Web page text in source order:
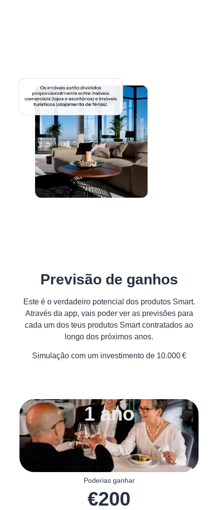
Previsão de ganhos
Este é o verdadeiro potencial dos produtos Smart.
Através da app, vais poder ver as previsões para
cada um dos teus produtos Smart contratados ao
longo dos próximos anos.
Simulação com um investimento de 10.000 €
1 ano
Poderias ganhar
€200